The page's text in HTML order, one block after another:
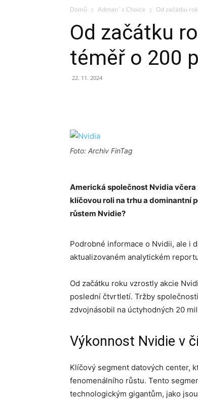
Domů Adman´s Choice Od začátku
Od začátku
téměř o 200
22. 11. 2024
Foto: Archiv FinTag
Americká společnost Nvidia
klíčovou roli na trhu a dominantní
růstem Nvidie?
Podrobné informace o Nvidii, ale i
aktualizovaném analytickém
Od začátku roku vzrostly akcie
poslední čtvrtletí. Tržby
zdvojnásobil na úctyhodných 20
Výkonnost Nvidie v
Klíčový segment datových center,
fenomenálního růstu. Tento
technologickým gigantům, jako